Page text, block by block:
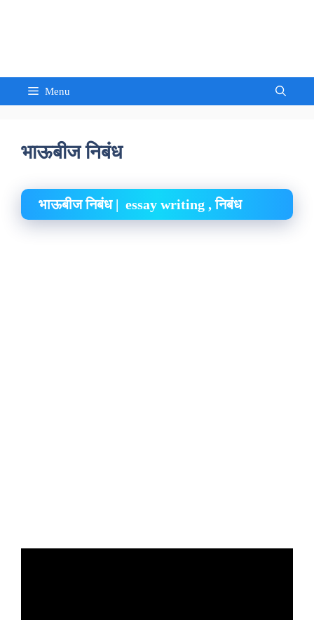
Menu
भाऊबीज निबंध
भाऊबीज निबंध | essay writing , निबंध